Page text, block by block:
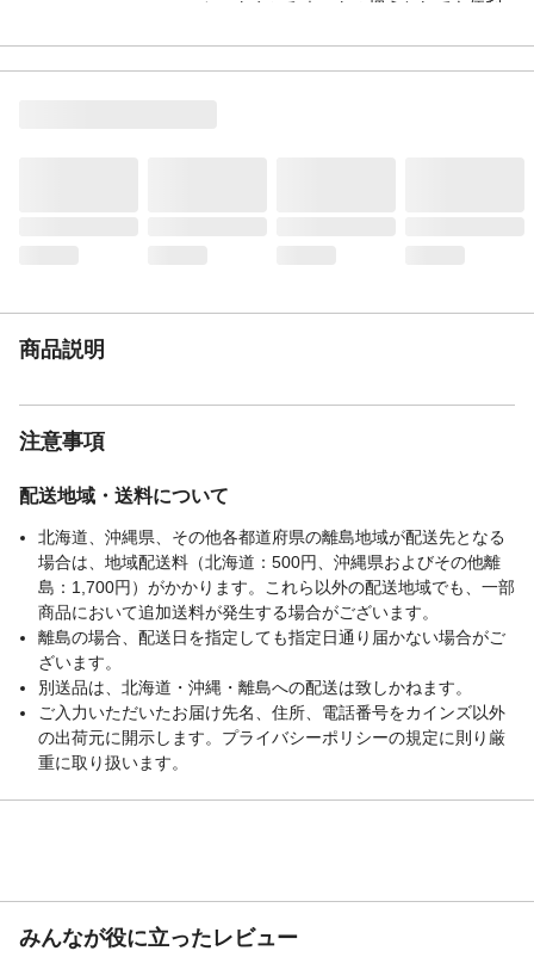
ーシートやごみネットの押えとしても便利
商品説明
注意事項
配送地域・送料について
北海道、沖縄県、その他各都道府県の離島地域が配送先となる
場合は、地域配送料（北海道：500円、沖縄県およびその他離
島：1,700円）がかかります。これら以外の配送地域でも、一部
商品において追加送料が発生する場合がございます。
離島の場合、配送日を指定しても指定日通り届かない場合がご
ざいます。
別送品は、北海道・沖縄・離島への配送は致しかねます。
ご入力いただいたお届け先名、住所、電話番号をカインズ以外
の出荷元に開示します。プライバシーポリシーの規定に則り厳
重に取り扱います。
みんなが役に立ったレビュー